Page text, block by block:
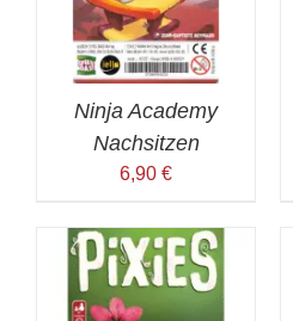
Ninja Academy
Nachsitzen
6,90 €